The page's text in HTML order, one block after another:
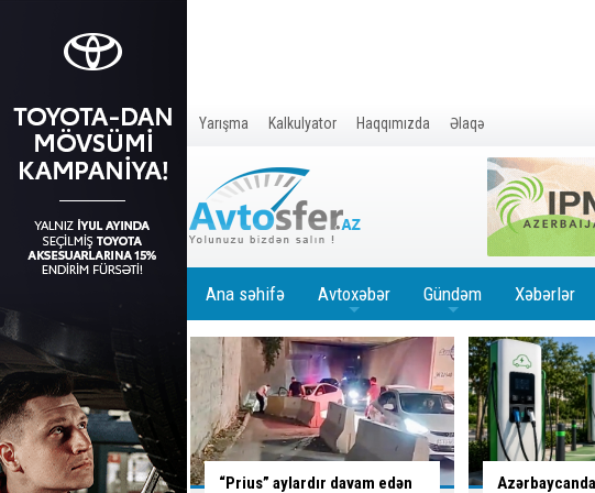
Yarışma Kalkulyator Haqqımızda Əlaqə
Ana səhifə Avtoxəbər Gündəm Xəbərlər
davam edən
Azərbaycanda
Park yeri